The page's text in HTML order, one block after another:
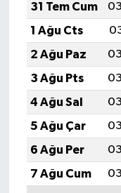
31 Tem Cum
1 Ağu Cts
2 Ağu Paz
3 Ağu Pts
4 Ağu Sal
5 Ağu Çar
6 Ağu Per
7 Ağu Cum